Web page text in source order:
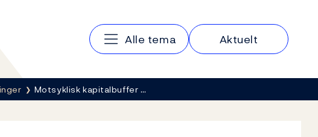
Hovedmeny
Alle tema Aktuelt
Motsyklisk kapitalbuffer …